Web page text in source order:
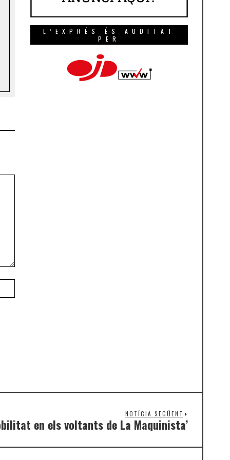
L’EXPRÉS ÉS AUDITAT
PER
NOTÍCIA SEGÜENT
en els voltants de La Maquinista’